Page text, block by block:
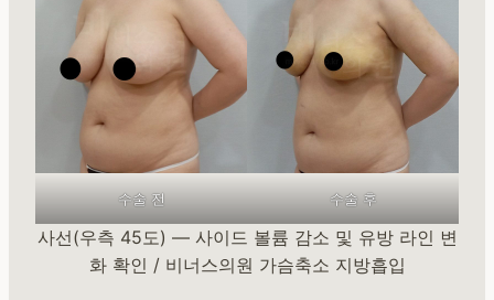
수술 전 수술 후
사선(우측 45도) — 사이드 볼륨 감소 및 유방 라인 변
화 확인 / 비너스의원 가슴축소 지방흡입